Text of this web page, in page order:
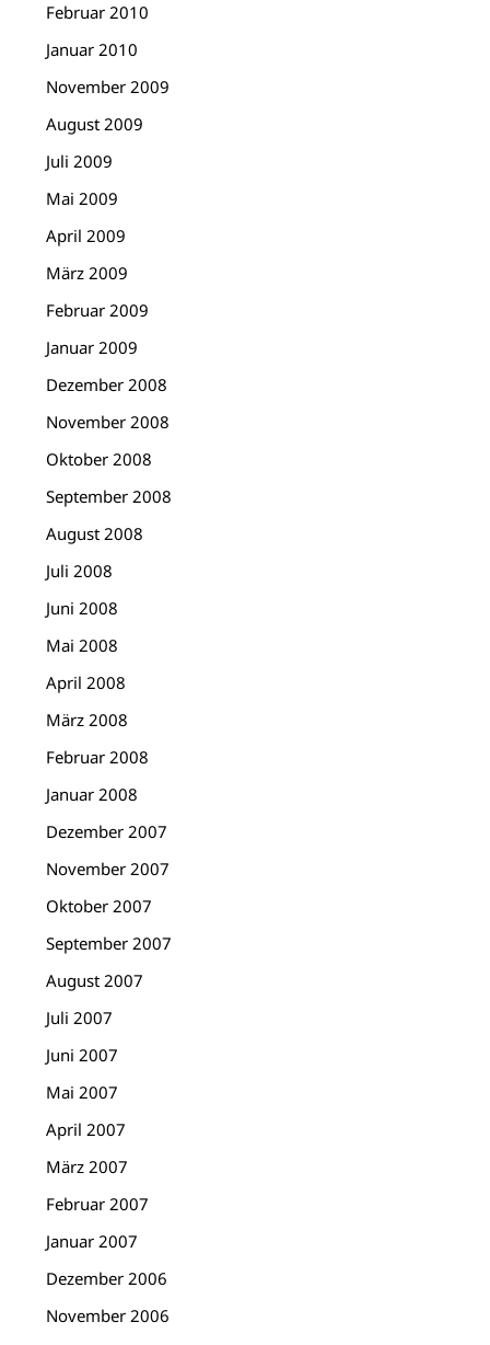
Februar 2010
Januar 2010
November 2009
August 2009
Juli 2009
Mai 2009
April 2009
März 2009
Februar 2009
Januar 2009
Dezember 2008
November 2008
Oktober 2008
September 2008
August 2008
Juli 2008
Juni 2008
Mai 2008
April 2008
März 2008
Februar 2008
Januar 2008
Dezember 2007
November 2007
Oktober 2007
September 2007
August 2007
Juli 2007
Juni 2007
Mai 2007
April 2007
März 2007
Februar 2007
Januar 2007
Dezember 2006
November 2006